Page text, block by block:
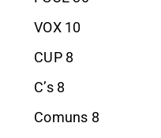
VOX 10
CUP 8
C’s 8
Comuns 8